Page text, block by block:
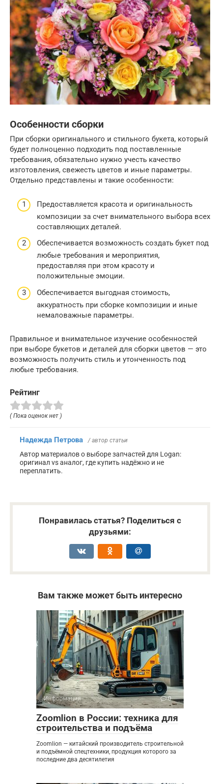
Особенности сборки
При сборки оригинального и стильного букета, который
будет полноценно подходить под поставленные
требования, обязательно нужно учесть качество
изготовления, свежесть цветов и иные параметры.
Отдельно представлены и такие особенности:
Предоставляется красота и оригинальность
композиции за счет внимательного выбора всех
составляющих деталей.
Обеспечивается возможность создать букет под
любые требования и мероприятия,
предоставляя при этом красоту и
положительные эмоции.
Обеспечивается выгодная стоимость,
аккуратность при сборке композиции и иные
немаловажные параметры.
Правильное и внимательное изучение особенностей
при выборе букетов и деталей для сборки цветов — это
возможность получить стиль и утонченность под
любые требования.
Рейтинг
( Пока оценок нет )
Надежда Петрова / автор статьи
Автор материалов о выборе запчастей для Logan:
оригинал vs аналог, где купить надёжно и не
переплатить.
Понравилась статья? Поделиться с
друзьями:
Вам также может быть интересно
Информация 0
Zoomlion в России: техника для
строительства и подъёма
Zoomlion — китайский производитель строительной
и подъёмной спецтехники, продукция которого за
последние два десятилетия